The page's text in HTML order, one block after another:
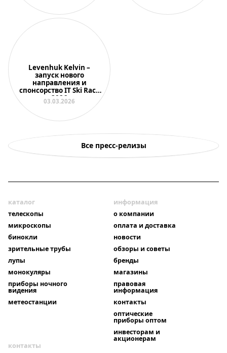
Levenhuk Kelvin –
запуск нового
направления и
спонсорство IT Ski Race
2026
03.03.2026
Все пресс-релизы
каталог
телескопы
микроскопы
бинокли
зрительные трубы
лупы
монокуляры
приборы ночного
видения
метеостанции
информация
о компании
оплата и доставка
новости
обзоры и советы
бренды
магазины
правовая
информация
контакты
оптические
приборы оптом
инвесторам и
акционерам
контакты